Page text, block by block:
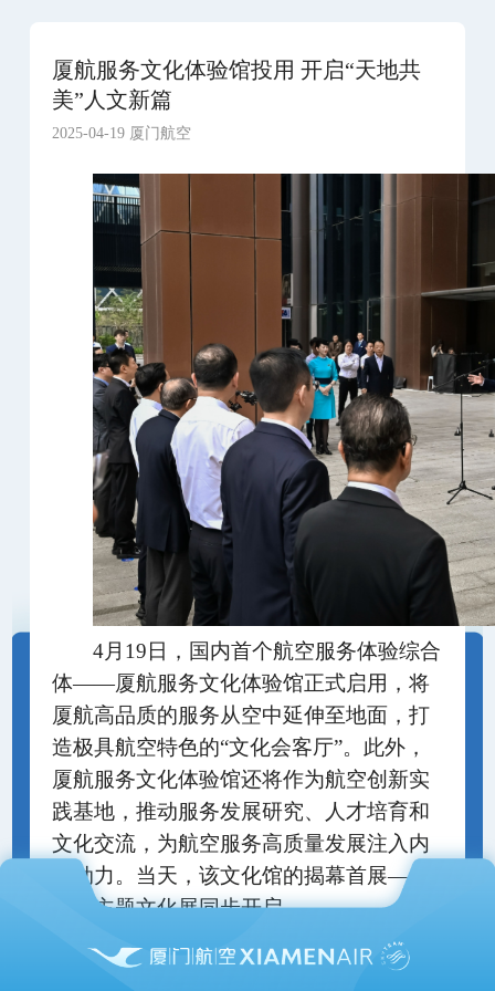
厦航服务文化体验馆投用 开启“天地共
美”人文新篇
2025-04-19 厦门航空
4月19日，国内首个航空服务体验综合
体——厦航服务文化体验馆正式启用，将
厦航高品质的服务从空中延伸至地面，打
造极具航空特色的“文化会客厅”。此外，
厦航服务文化体验馆还将作为航空创新实
践基地，推动服务发展研究、人才培育和
文化交流，为航空服务高质量发展注入内
生动力。当天，该文化馆的揭幕首展——
妈祖主题文化展同步开启。
厦航服务文化体验馆的整体设计灵感
源于厦航品牌文化。整体空间采用东方、